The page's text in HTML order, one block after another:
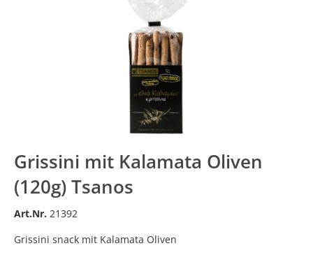
Grissini mit Kalamata Oliven
(120g) Tsanos
Art.Nr. 21392
Grissini snack mit Kalamata Oliven